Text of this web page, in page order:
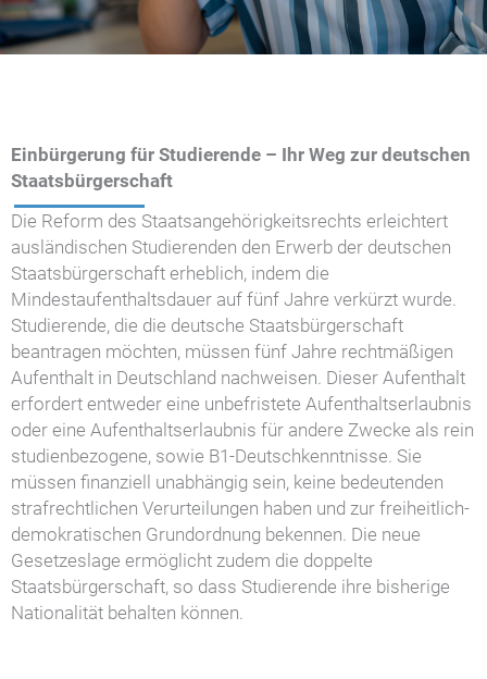
Einbürgerung für Studierende – Ihr Weg zur deutschen
Staatsbürgerschaft
Die Reform des Staatsangehörigkeitsrechts erleichtert
ausländischen Studierenden den Erwerb der deutschen
Staatsbürgerschaft erheblich, indem die
Mindestaufenthaltsdauer auf fünf Jahre verkürzt wurde.
Studierende, die die deutsche Staatsbürgerschaft
beantragen möchten, müssen fünf Jahre rechtmäßigen
Aufenthalt in Deutschland nachweisen. Dieser Aufenthalt
erfordert entweder eine unbefristete Aufenthaltserlaubnis
oder eine Aufenthaltserlaubnis für andere Zwecke als rein
studienbezogene, sowie B1-Deutschkenntnisse. Sie
müssen finanziell unabhängig sein, keine bedeutenden
strafrechtlichen Verurteilungen haben und zur freiheitlich-
demokratischen Grundordnung bekennen. Die neue
Gesetzeslage ermöglicht zudem die doppelte
Staatsbürgerschaft, so dass Studierende ihre bisherige
Nationalität behalten können.